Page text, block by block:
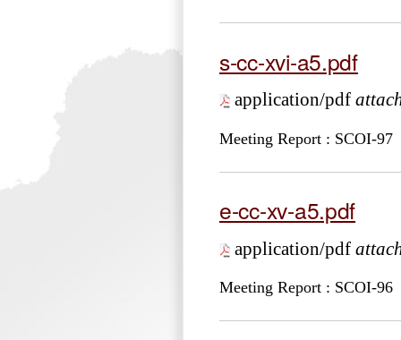
s-cc-xvi-a5.pdf
application/pdf
Meeting Report : SCOI-97
e-cc-xv-a5.pdf
application/pdf
Meeting Report : SCOI-96